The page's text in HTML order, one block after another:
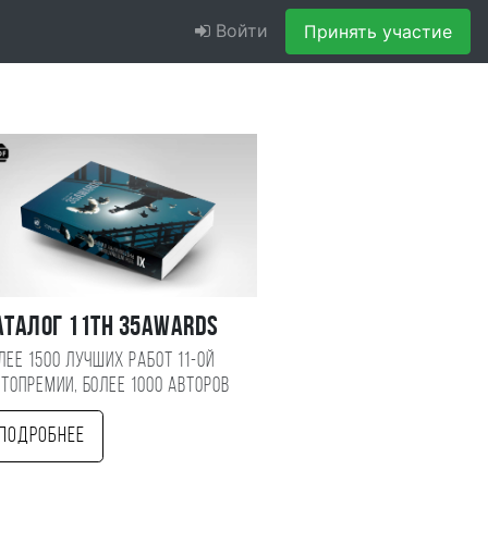
Войти Принять участие
11TH 35AWARDS
1500 лучших работ 11-ой
более 1000 авторов